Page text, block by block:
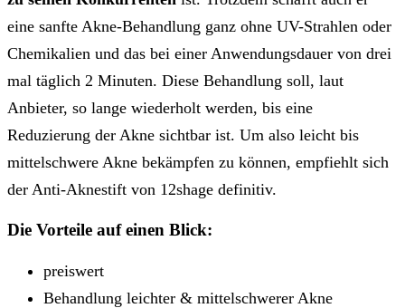
eine sanfte Akne-Behandlung ganz ohne UV-Strahlen oder
Chemikalien und das bei einer Anwendungsdauer von drei
mal täglich 2 Minuten. Diese Behandlung soll, laut
Anbieter, so lange wiederholt werden, bis eine
Reduzierung der Akne sichtbar ist. Um also leicht bis
mittelschwere Akne bekämpfen zu können, empfiehlt sich
der Anti-Aknestift von 12shage definitiv.
Die Vorteile auf einen Blick:
preiswert
Behandlung leichter & mittelschwerer Akne